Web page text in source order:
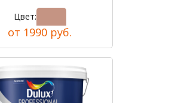
Цвет:
от 1990 руб.